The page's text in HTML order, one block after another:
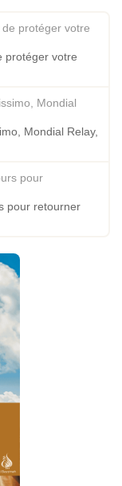
protéger votre
Mondial Relay,
pour retourner